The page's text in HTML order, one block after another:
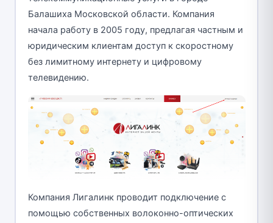
Балашиха Московской области. Компания
начала работу в 2005 году, предлагая частным и
юридическим клиентам доступ к скоростному
без лимитному интернету и цифровому
телевидению.
Компания Лигалинк проводит подключение с
помощью собственных волоконно-оптических